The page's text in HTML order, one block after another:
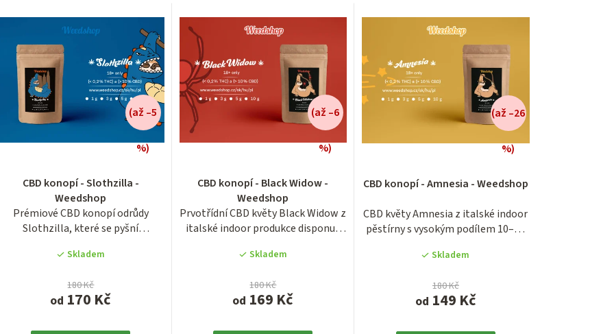
z
n
í
o
d
u
CBD konopí - Slothzilla -
Weedshop
Prémiové CBD konopí odrůdy
Slothzilla, které se pyšní
Skladem
od 170 Kč
180 Kč
(až –5
%)
CBD konopí - Black Widow -
Weedshop
Prvotřídní CBD květy Black Widow z
italské indoor produkce disponují
Skladem
od 169 Kč
180 Kč
(až –6
%)
produktu
je
5,0
z
hvězdiček.
CBD konopí - Amnesia - Weedshop
CBD květy Amnesia z italské indoor
pěstírny s vysokým podílem 10–14
Skladem
od 149 Kč
180 Kč
(až –26
%)